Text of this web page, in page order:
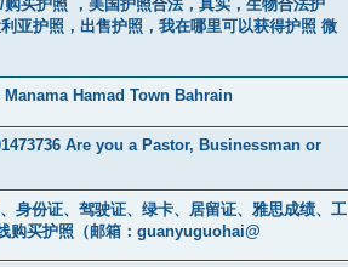
买护照 ，美国护照合法，真实，生物合法护
亚护照，出售护照，我在哪里可以获得护照 微
Hamad Town Bahrain
Are you a Pastor, Businessman or
身份证、驾驶证、绿卡、居留证、雅思成绩、工
购买护照（邮箱：guanyuguohai@